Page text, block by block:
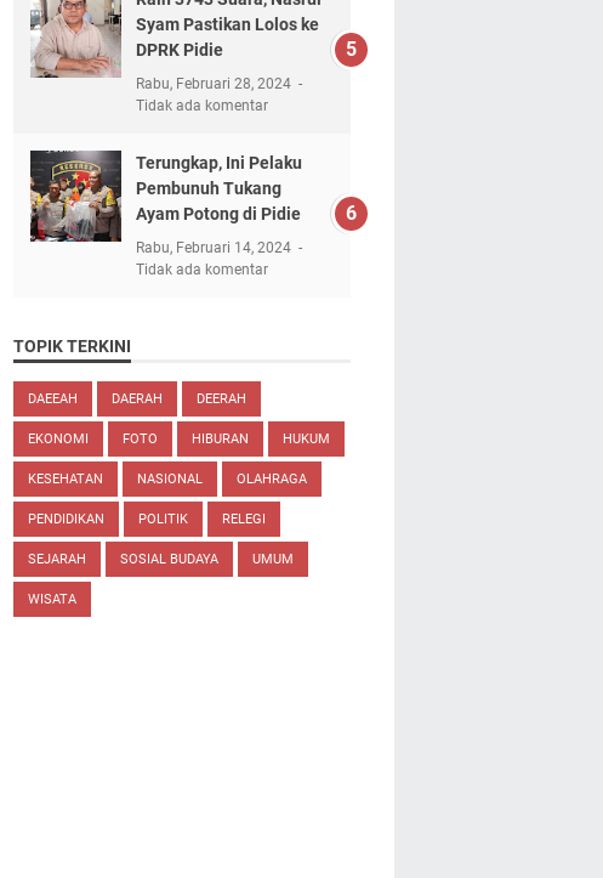
Syam Pastikan Lolos ke
DPRK Pidie
Rabu, Februari 28, 2024
Tidak ada komentar
Terungkap, Ini Pelaku
Pembunuh Tukang
Ayam Potong di Pidie
Rabu, Februari 14, 2024
Tidak ada komentar
TOPIK TERKINI
DAEEAH DAERAH DEERAH
EKONOMI FOTO HIBURAN HUKUM
KESEHATAN NASIONAL OLAHRAGA
PENDIDIKAN POLITIK RELEGI
SEJARAH SOSIAL BUDAYA UMUM
WISATA